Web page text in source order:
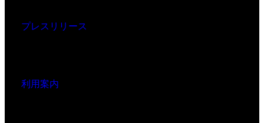
プレスリリース
利用案内